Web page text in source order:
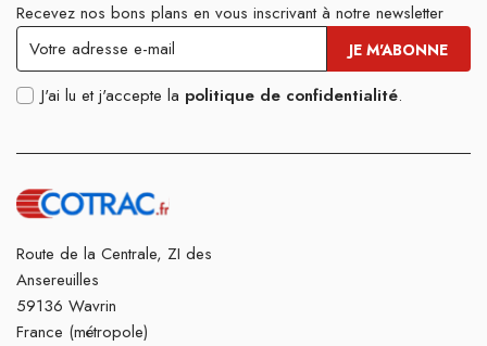
Recevez nos bons plans en vous inscrivant à notre newsletter
J'ai lu et j'accepte la politique de confidentialité.
Route de la Centrale, ZI des
Ansereuilles
59136 Wavrin
France (métropole)